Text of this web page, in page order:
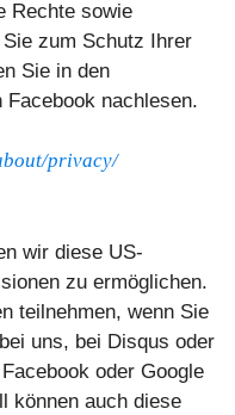
Rechte sowie
zum Schutz Ihrer
Sie in den
nachlesen.
privacy/
wir diese US-
zu ermöglichen.
teilnehmen, wenn Sie
uns, bei Disqus oder
oder Google
können auch diese